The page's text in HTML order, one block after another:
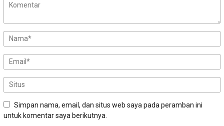
Simpan nama, email, dan situs web saya pada peramban ini
untuk komentar saya berikutnya.